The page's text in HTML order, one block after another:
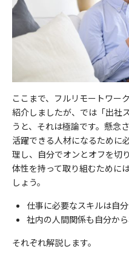
ここまで、フルリモートワー
紹介しましたが、では「出社
うと、それは極論です。懸念
活躍できる人材になるために
理し、自分でオンとオフを切
体性を持って取り組むために
しょう。
仕事に必要なスキルは自
社内の人間関係も自分か
それぞれ解説します。